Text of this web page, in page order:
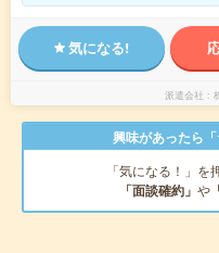
気になる!
派遣会社
興味があったら
「気になる！」
「面談確約」 や